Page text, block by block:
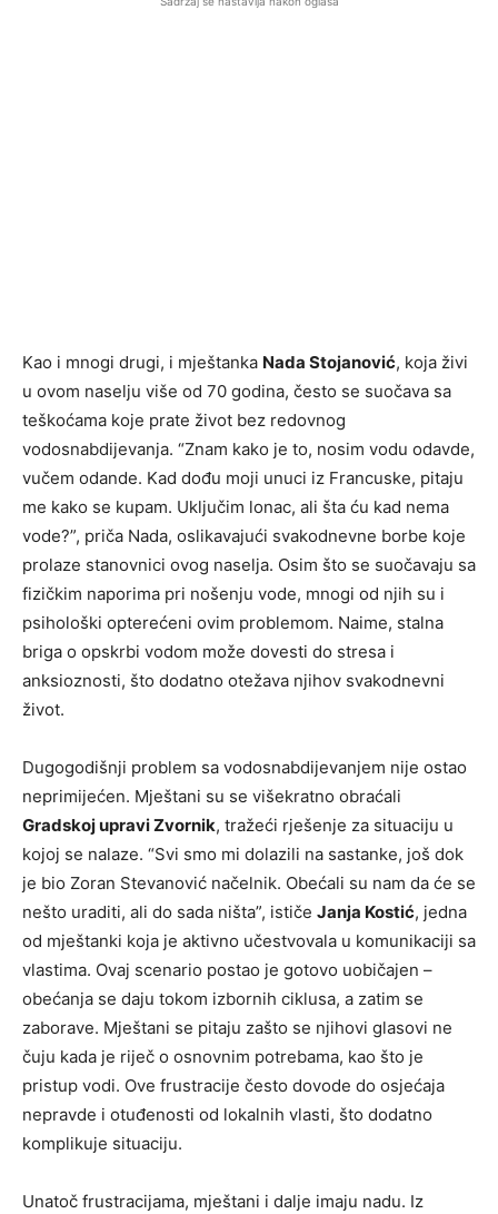
Kao i mnogi drugi, i mještanka Nada Stojanović, koja živi
u ovom naselju više od 70 godina, često se suočava sa
teškoćama koje prate život bez redovnog
vodosnabdijevanja. “Znam kako je to, nosim vodu odavde,
vučem odande. Kad dođu moji unuci iz Francuske, pitaju
me kako se kupam. Uključim lonac, ali šta ću kad nema
vode?”, priča Nada, oslikavajući svakodnevne borbe koje
prolaze stanovnici ovog naselja. Osim što se suočavaju sa
fizičkim naporima pri nošenju vode, mnogi od njih su i
psihološki opterećeni ovim problemom. Naime, stalna
briga o opskrbi vodom može dovesti do stresa i
anksioznosti, što dodatno otežava njihov svakodnevni
život.
Dugogodišnji problem sa vodosnabdijevanjem nije ostao
neprimijećen. Mještani su se višekratno obraćali
Gradskoj upravi Zvornik, tražeći rješenje za situaciju u
kojoj se nalaze. “Svi smo mi dolazili na sastanke, još dok
je bio Zoran Stevanović načelnik. Obećali su nam da će se
nešto uraditi, ali do sada ništa”, ističe Janja Kostić, jedna
od mještanki koja je aktivno učestvovala u komunikaciji sa
vlastima. Ovaj scenario postao je gotovo uobičajen –
obećanja se daju tokom izbornih ciklusa, a zatim se
zaborave. Mještani se pitaju zašto se njihovi glasovi ne
čuju kada je riječ o osnovnim potrebama, kao što je
pristup vodi. Ove frustracije često dovode do osjećaja
nepravde i otuđenosti od lokalnih vlasti, što dodatno
komplikuje situaciju.
Unatoč frustracijama, mještani i dalje imaju nadu. Iz